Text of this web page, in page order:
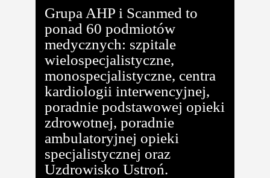
Grupa AHP i Scanmed to
ponad 60 podmiotów
medycznych: szpitale
wielospecjalistyczne,
monospecjalistyczne, centra
kardiologii interwencyjnej,
poradnie podstawowej opieki
zdrowotnej, poradnie
ambulatoryjnej opieki
specjalistycznej oraz
Uzdrowisko Ustroń.